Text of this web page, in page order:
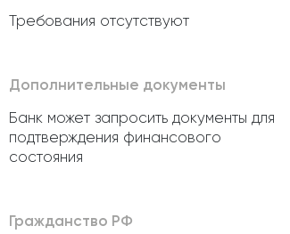
Требования отсутствуют
Дополнительные документы
Банк может запросить документы для
подтверждения финансового
состояния
Гражданство РФ